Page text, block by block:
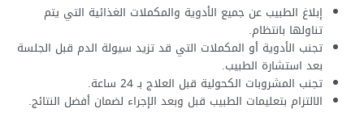
إبلاغ الطبيب عن جميع الأدوية والمكملات الغذائية التي يتم
تناولها بانتظام.
تجنب الأدوية أو المكملات التي قد تزيد سيولة الدم قبل الجلسة
بعد استشارة الطبيب.
تجنب المشروبات الكحولية قبل العلاج بـ 24 ساعة.
الالتزام بتعليمات الطبيب قبل وبعد الإجراء لضمان أفضل النتائج.